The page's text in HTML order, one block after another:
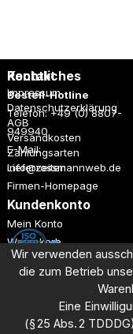
Rechtliches
Impressum
Datenschutzerklärung
AGB
Versandkosten
Zahlungsarten
Lieferzeiten
Kundenkonto
Mein Konto
Warenkorb
Registrieren
Anmelden
Kontakt
Bestell-Hotline
Telefon: +49 (0) 8807-
949940
E-Mail:
info@rossmannweb.de
Firmen-Homepage
Dieses Angebot richtet
Industrie, Handel und
Wir verwenden
die zum Betrieb
Eine
(§ 25 Abs. 2